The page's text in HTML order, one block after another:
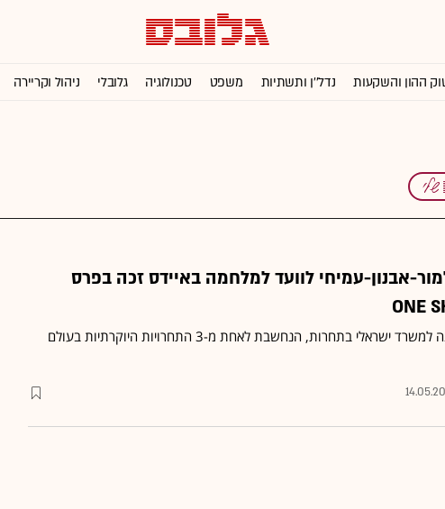
ההון והשקעות נדל''ן ותשתיות משפט טכנולוגיה גלובלי ניהול וקריירה
אבנון-עמיחי לוועד למלחמה באיידס זכה בפרס
מדובר בזכייה ראשונה למשרד ישראלי בתחרות, הנחשבת לאחת מ-3 התחרויות היוקרתיות בעולם